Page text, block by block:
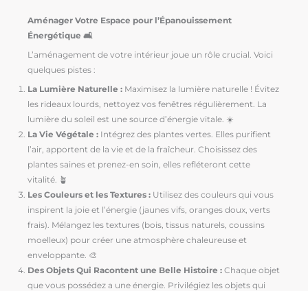
Aménager Votre Espace pour l’Épanouissement
Énergétique 🛋️
L’aménagement de votre intérieur joue un rôle crucial. Voici
quelques pistes :
La Lumière Naturelle : Maximisez la lumière naturelle ! Évitez
les rideaux lourds, nettoyez vos fenêtres régulièrement. La
lumière du soleil est une source d’énergie vitale. ☀️
La Vie Végétale : Intégrez des plantes vertes. Elles purifient
l’air, apportent de la vie et de la fraîcheur. Choisissez des
plantes saines et prenez-en soin, elles refléteront cette
vitalité. 🪴
Les Couleurs et les Textures : Utilisez des couleurs qui vous
inspirent la joie et l’énergie (jaunes vifs, oranges doux, verts
frais). Mélangez les textures (bois, tissus naturels, coussins
moelleux) pour créer une atmosphère chaleureuse et
enveloppante. 🎨
Des Objets Qui Racontent une Belle Histoire : Chaque objet
que vous possédez a une énergie. Privilégiez les objets qui